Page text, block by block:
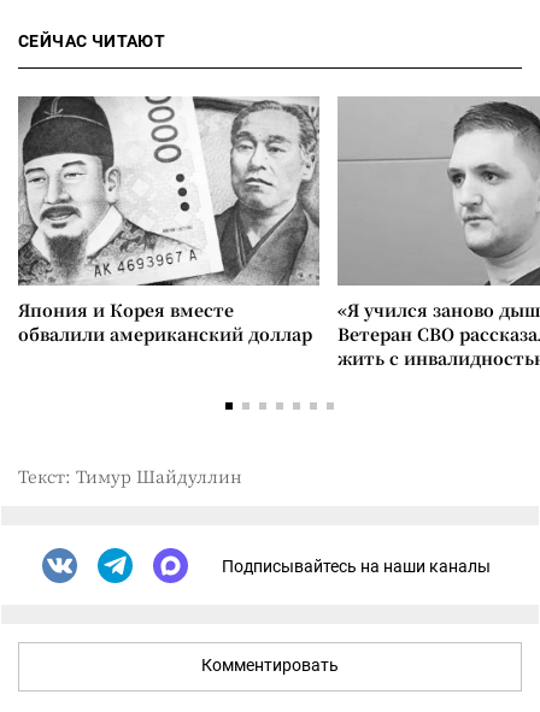
СЕЙЧАС ЧИТАЮТ
Япония и Корея вместе
обвалили американский доллар
«Я учился заново
Ветеран СВО
жить с
Текст: Тимур Шайдуллин
Подписывайтесь на наши каналы
Комментировать